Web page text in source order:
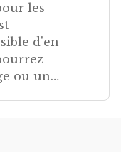
les
d'en
ou un